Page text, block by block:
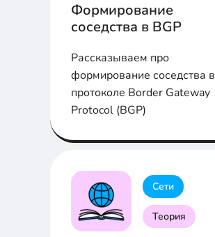
Формирование
соседства в BGP
Рассказываем про
формирование соседства в
протоколе Border Gateway
Protocol (BGP)
Сети
Теория